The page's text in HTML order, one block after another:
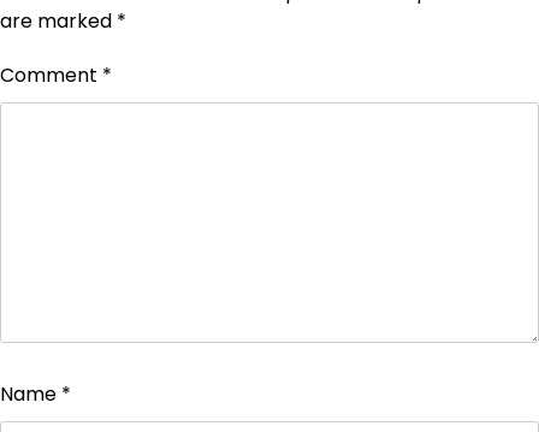
are marked *
Comment *
Name *